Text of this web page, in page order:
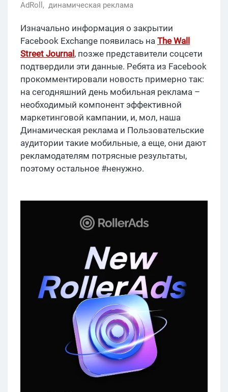
AdRoll, динамическая реклама
Изначально информация о закрытии
Facebook Exchange появилась на The Wall
Street Journal , позже представители соцсети
подтвердили эти данные. Ребята из Facebook
прокомментировали новость примерно так:
на сегодняшний день мобильная реклама –
необходимый компонент эффективной
маркетинговой кампании, и, мол, наша
Динамическая реклама и Пользовательские
аудитории такие мобильные, а еще, они дают
рекламодателям потрясные результаты,
поэтому остальное #ненужно.